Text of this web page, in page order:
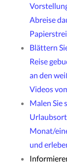
Abreise
Blättern
Reise
an den
Videos
Malen Sie
Monat/
und